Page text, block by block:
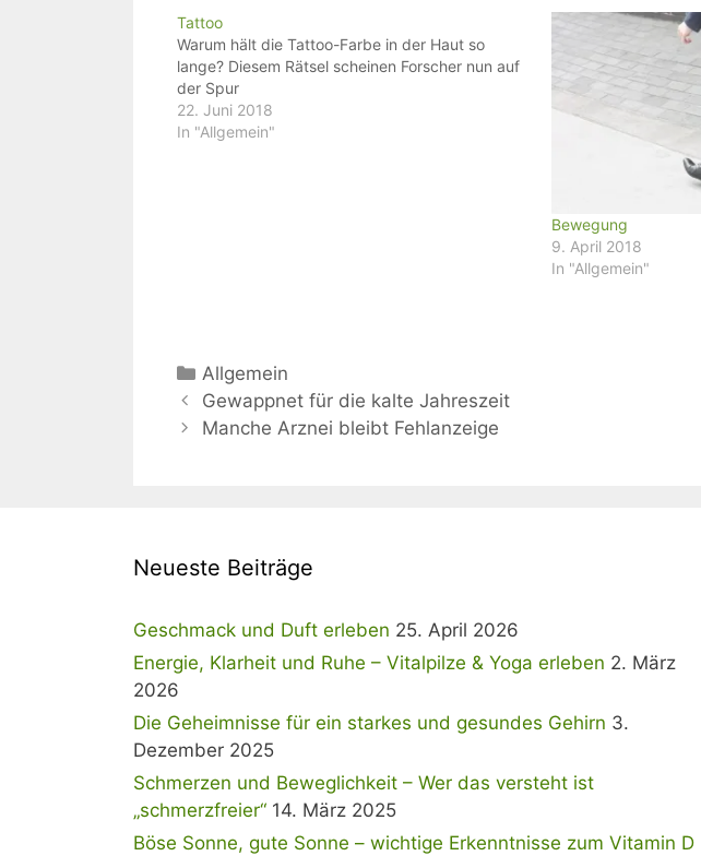
Tattoo
Warum hält die Tattoo-Farbe in der Haut so
lange? Diesem Rätsel scheinen Forscher nun auf
der Spur
22. Juni 2018
In "Allgemein"
Bewegung
9. April 2018
In "Allgemein"
Kategorien
Allgemein
Gewappnet für die kalte Jahreszeit
Manche Arznei bleibt Fehlanzeige
Neueste Beiträge
Geschmack und Duft erleben 25. April 2026
Energie, Klarheit und Ruhe – Vitalpilze & Yoga erleben 2. März
2026
Die Geheimnisse für ein starkes und gesundes Gehirn 3.
Dezember 2025
Schmerzen und Beweglichkeit – Wer das versteht ist
„schmerzfreier“ 14. März 2025
Böse Sonne, gute Sonne – wichtige Erkenntnisse zum Vitamin D